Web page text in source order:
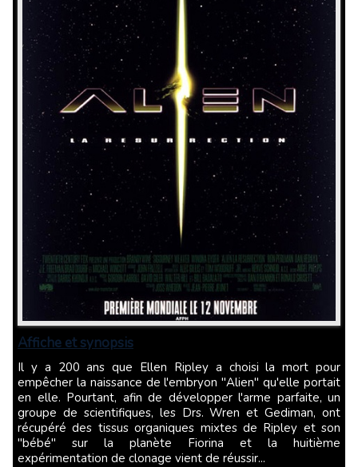
Affiche et synopsis
Il y a 200 ans que Ellen Ripley a choisi la mort pour
empêcher la naissance de l'embryon "Alien" qu'elle portait
en elle. Pourtant, afin de développer l'arme parfaite, un
groupe de scientifiques, les Drs. Wren et Gediman, ont
récupéré des tissus organiques mixtes de Ripley et son
"bébé" sur la planète Fiorina et la huitième
expérimentation de clonage vient de réussir...